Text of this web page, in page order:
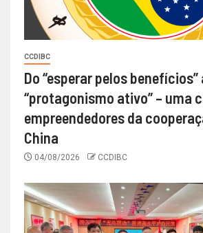
CCDIBC
Do “esperar pelos benefícios”
“protagonismo ativo” – uma
empreendedores da
China
04/08/2026 CCDIBC